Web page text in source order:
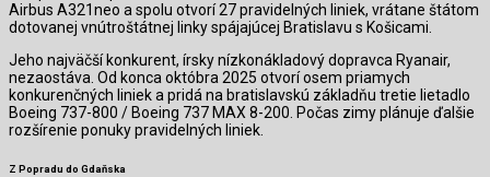
Airbus A321neo a spolu otvorí 27 pravidelných liniek, vrátane štátom
dotovanej vnútroštátnej linky spájajúcej Bratislavu s Košicami.
Jeho najväčší konkurent, írsky nízkonákladový dopravca Ryanair,
nezaostáva. Od konca októbra 2025 otvorí osem priamych
konkurenčných liniek a pridá na bratislavskú základňu tretie lietadlo
Boeing 737-800 / Boeing 737 MAX 8-200. Počas zimy plánuje ďalšie
rozšírenie ponuky pravidelných liniek.
Z Popradu do Gdaňska